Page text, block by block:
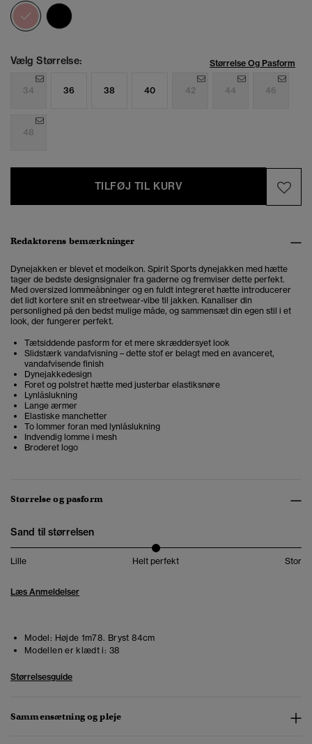
valgt
Vælg Størrelse: Størrelse Og Pasform
34 36 38 40 42 44 46
48
TILFØJ TIL KURV
Redaktørens bemærkninger
Dynejakken er blevet et modeikon. Spirit Sports dynejakken med hætte
tager de bedste designsignaler fra gaderne og fremviser dette perfekt.
Med oversized lommeåbninger og en fuldt integreret hætte introducerer
det lidt kortere snit en streetwear-vibe til jakken. Kanaliser din
personlighed på den bedst mulige måde, og sammensæt din egen stil i et
look, der fungerer perfekt.
Tætsiddende pasform for et mere skræddersyet look
Slidstærk vandafvisning – dette stof er belagt med en avanceret,
vandafvisende finish
Dynejakkedesign
Foret og polstret hætte med justerbar elastiksnøre
Lynlåslukning
Lange ærmer
Elastiske manchetter
To lommer foran med lynlåslukning
Indvendig lomme i mesh
Broderet logo
Størrelse og pasform
Sand til størrelsen
Lille Helt perfekt Stor
Læs Anmeldelser
Model: Højde 1m78. Bryst 84cm
Modellen er klædt i: 38
Størrelsesguide
Sammensætning og pleje